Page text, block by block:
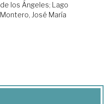
de los Ángeles; Lago
Montero, José María